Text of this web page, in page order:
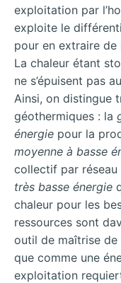
exploitation par
exploite le
pour en extraire de
La chaleur étant
ne s’épuisent pas
Ainsi, on distingue
géothermiques : la
énergie pour la
moyenne à basse
collectif par réseau
très basse énergie
chaleur pour les
ressources sont
outil de maîtrise
que comme une
exploitation